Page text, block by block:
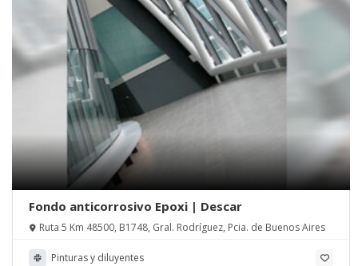
Fondo anticorrosivo Epoxi | Descar
Ruta 5 Km 48500, B1748, Gral. Rodríguez, Pcia. de Buenos Aires
Pinturas y diluyentes